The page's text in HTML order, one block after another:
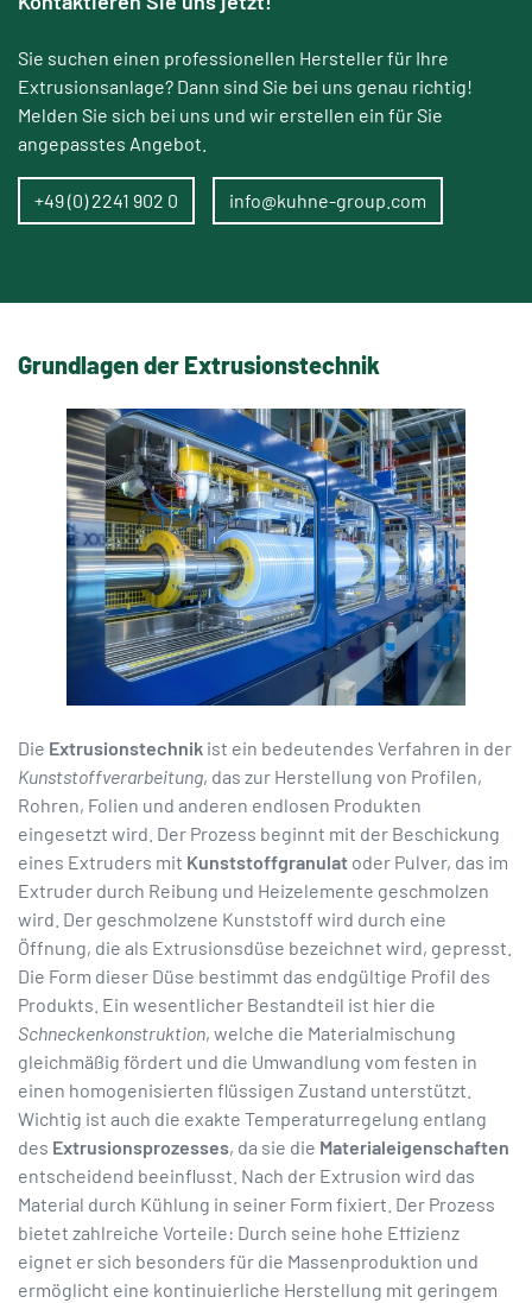
Sie suchen einen professionellen Hersteller für Ihre
Extrusionsanlage? Dann sind Sie bei uns genau richtig!
Melden Sie sich bei uns und wir erstellen ein für Sie
angepasstes Angebot.
+49 (0) 2241 902 0 info@kuhne-group.com
Grundlagen der Extrusionstechnik
Die Extrusionstechnik ist ein bedeutendes Verfahren in der
Kunststoffverarbeitung, das zur Herstellung von Profilen,
Rohren, Folien und anderen endlosen Produkten
eingesetzt wird. Der Prozess beginnt mit der Beschickung
eines Extruders mit Kunststoffgranulat oder Pulver, das im
Extruder durch Reibung und Heizelemente geschmolzen
wird. Der geschmolzene Kunststoff wird durch eine
Öffnung, die als Extrusionsdüse bezeichnet wird, gepresst.
Die Form dieser Düse bestimmt das endgültige Profil des
Produkts. Ein wesentlicher Bestandteil ist hier die
Schneckenkonstruktion, welche die Materialmischung
gleichmäßig fördert und die Umwandlung vom festen in
einen homogenisierten flüssigen Zustand unterstützt.
Wichtig ist auch die exakte Temperaturregelung entlang
des Extrusionsprozesses, da sie die Materialeigenschaften
entscheidend beeinflusst. Nach der Extrusion wird das
Material durch Kühlung in seiner Form fixiert. Der Prozess
bietet zahlreiche Vorteile: Durch seine hohe Effizienz
eignet er sich besonders für die Massenproduktion und
ermöglicht eine kontinuierliche Herstellung mit geringem